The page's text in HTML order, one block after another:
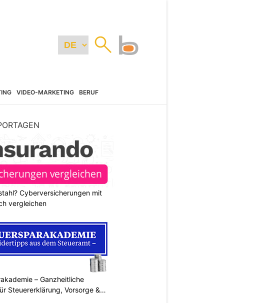
VIDEO-MARKETING BERUF
Cyberversicherungen mit
vergleichen
– Ganzheitliche
Steuererklärung, Vorsorge &